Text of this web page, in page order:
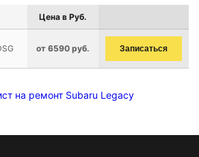
Цена в Руб.
от 6590 руб. Записаться
на ремонт Subaru Legacy